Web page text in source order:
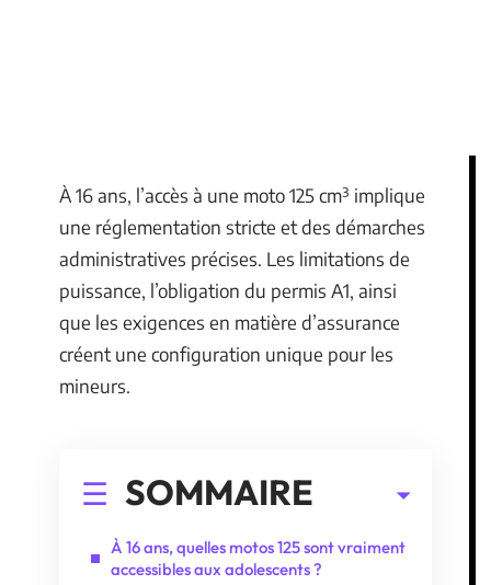
À 16 ans, l’accès à une moto 125 cm³ implique
une réglementation stricte et des démarches
administratives précises. Les limitations de
puissance, l’obligation du permis A1, ainsi
que les exigences en matière d’assurance
créent une configuration unique pour les
mineurs.
SOMMAIRE
À 16 ans, quelles motos 125 sont vraiment
accessibles aux adolescents ?